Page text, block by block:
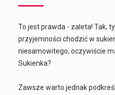
To jest prawda - zaleta! Tak,
przyjemności chodzić w
niesamowitego, oczywiście
Sukienka?
Zawsze warto jednak